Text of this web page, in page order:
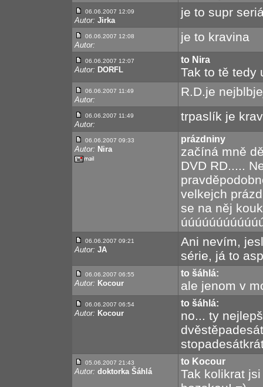
06.06.2007 12:09
Autor: Jirka
je to supr
06.06.2007 12:08
Autor:
je to kravina
06.06.2007 12:07
Autor: DORFL
to Nira
Tak to tě tedy
06.06.2007 11:49
Autor:
R.D.je
06.06.2007 11:49
Autor:
trpaslík je
06.06.2007 09:33
Autor: Nira
prázdniny
začíná mně
DVD RD.....
velkejch
se na něj
06.06.2007 09:21
Autor: JA
Ani nevím,
série, já to
06.06.2007 06:55
Autor: Kocour
to šáhlá:
ale jenom v
06.06.2007 06:54
Autor: Kocour
to šáhlá:
no... ty
05.06.2007 21:43
Autor: doktorka Šáhlá
to Kocour
Tak kolikrat